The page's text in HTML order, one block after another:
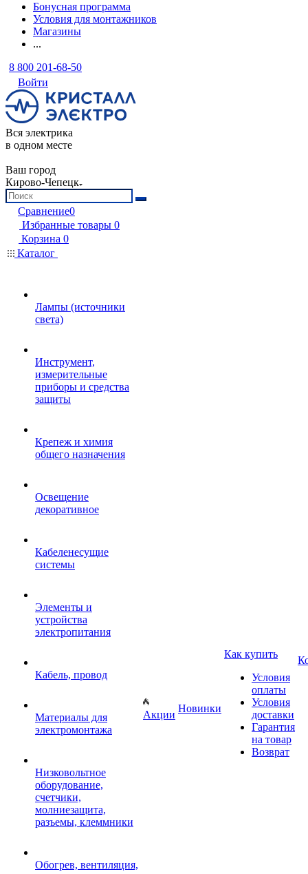
Бонусная программа
Условия для монтажников
Магазины
...
8 800 201-68-50
Войти
Вся электрика
в одном месте
Ваш город
Кирово-Чепецк
Сравнение0
Избранные товары 0
Корзина 0
Каталог
Лампы (источники
света)
Инструмент,
измерительные
приборы и средства
защиты
Крепеж и химия
общего назначения
Освещение
декоративное
Кабеленесущие
системы
Элементы и
устройства
электропитания
Кабель, провод
Материалы для
электромонтажа
Низковольтное
оборудование,
счетчики,
молниезащита,
разъемы, клеммники
Обогрев, вентиляция,
Акции
Новинки
Как купить
Условия
оплаты
Условия
доставки
Гарантия
на товар
Возврат